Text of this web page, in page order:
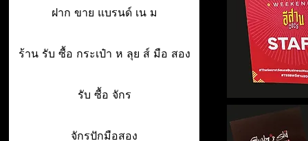
ฝาก ขาย แบรนด์ เน ม
ร้าน รับ ซื้อ กระเป๋า ห ลุย ส์ มือ สอง
รับ ซื้อ จักร
จักรปักมือสอง